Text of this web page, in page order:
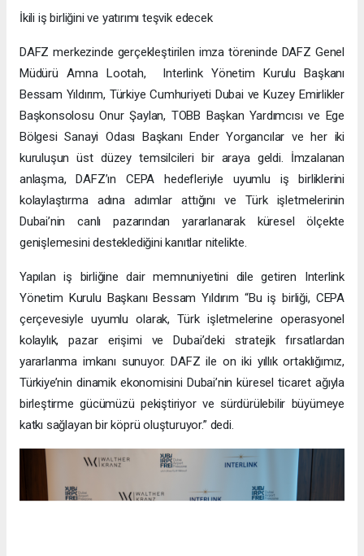
İkili iş birliğini ve yatırımı teşvik edecek
DAFZ merkezinde gerçekleştirilen imza töreninde DAFZ Genel
Müdürü Amna Lootah, Interlink Yönetim Kurulu Başkanı
Bessam Yıldırım, Türkiye Cumhuriyeti Dubai ve Kuzey Emirlikler
Başkonsolosu Onur Şaylan, TOBB Başkan Yardımcısı ve Ege
Bölgesi Sanayi Odası Başkanı Ender Yorgancılar ve her iki
kuruluşun üst düzey temsilcileri bir araya geldi. İmzalanan
anlaşma, DAFZ’ın CEPA hedefleriyle uyumlu iş birliklerini
kolaylaştırma adına adımlar attığını ve Türk işletmelerinin
Dubai’nin canlı pazarından yararlanarak küresel ölçekte
genişlemesini desteklediğini kanıtlar nitelikte.
Yapılan iş birliğine dair memnuniyetini dile getiren Interlink
Yönetim Kurulu Başkanı Bessam Yıldırım “Bu iş birliği, CEPA
çerçevesiyle uyumlu olarak, Türk işletmelerine operasyonel
kolaylık, pazar erişimi ve Dubai’deki stratejik fırsatlardan
yararlanma imkanı sunuyor. DAFZ ile on iki yıllık ortaklığımız,
Türkiye’nin dinamik ekonomisini Dubai’nin küresel ticaret ağıyla
birleştirme gücümüzü pekiştiriyor ve sürdürülebilir büyümeye
katkı sağlayan bir köprü oluşturuyor.” dedi.